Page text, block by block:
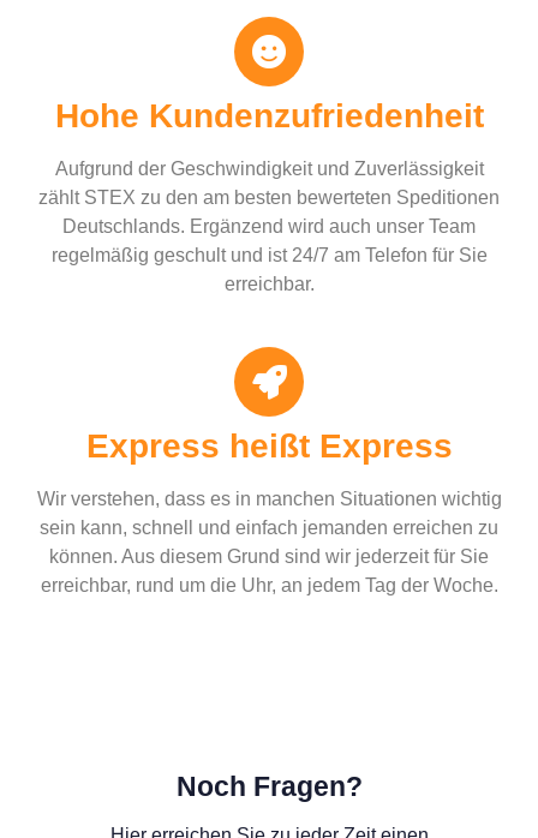
Hohe Kundenzufriedenheit
Aufgrund der Geschwindigkeit und Zuverlässigkeit
zählt STEX zu den am besten bewerteten Speditionen
Deutschlands. Ergänzend wird auch unser Team
regelmäßig geschult und ist 24/7 am Telefon für Sie
erreichbar.
Express heißt Express
Wir verstehen, dass es in manchen Situationen wichtig
sein kann, schnell und einfach jemanden erreichen zu
können. Aus diesem Grund sind wir jederzeit für Sie
erreichbar, rund um die Uhr, an jedem Tag der Woche.
Noch Fragen?